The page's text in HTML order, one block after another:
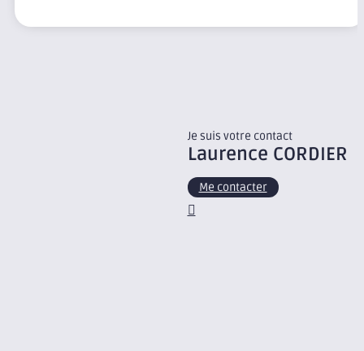
Je suis votre contact
Laurence CORDIER
Me contacter